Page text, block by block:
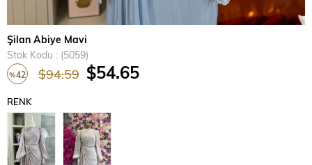
Şilan Abiye Mavi
Stok Kodu
(5059)
%42 $94.59 $54.65
RENK